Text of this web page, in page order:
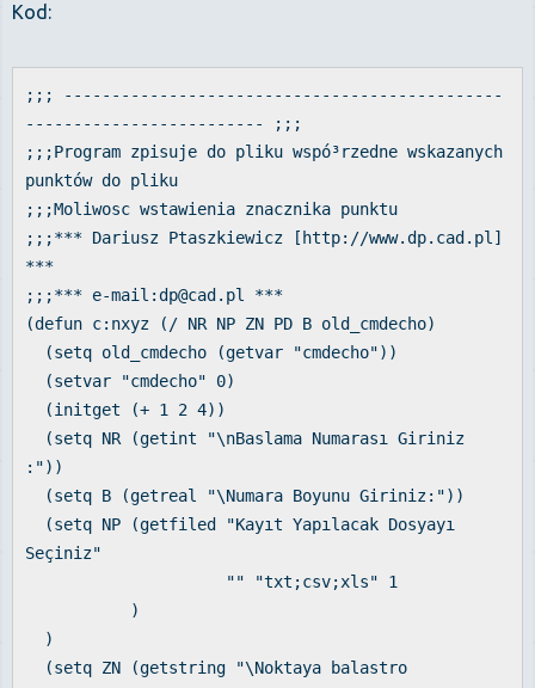
Kod:
;;; ----------------------------------------------
------------------------- ;;;
;;;Program zpisuje do pliku wspó³rzedne wskazanych
punktów do pliku
;;;Moliwosc wstawienia znacznika punktu
;;;*** Dariusz Ptaszkiewicz [http://www.dp.cad.pl]
***
;;;*** e-mail:dp@cad.pl ***
(defun c:nxyz (/ NR NP ZN PD B old_cmdecho)
(setq old_cmdecho (getvar "cmdecho"))
(setvar "cmdecho" 0)
(initget (+ 1 2 4))
(setq NR (getint "\nBaslama Numarası Giriniz
:"))
(setq B (getreal "\Numara Boyunu Giriniz:"))
(setq NP (getfiled "Kayıt Yapılacak Dosyayı
Seçiniz"
"" "txt;csv;xls" 1
)
)
(setq ZN (getstring "\Noktaya balastro